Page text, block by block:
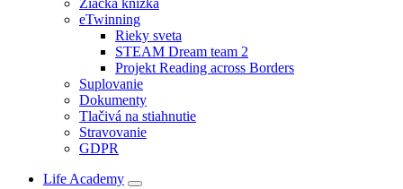
eTwinning
Rieky sveta
STEAM Dream team 2
Projekt Reading across Borders
Suplovanie
Dokumenty
Tlačivá na stiahnutie
Stravovanie
GDPR
Life Academy